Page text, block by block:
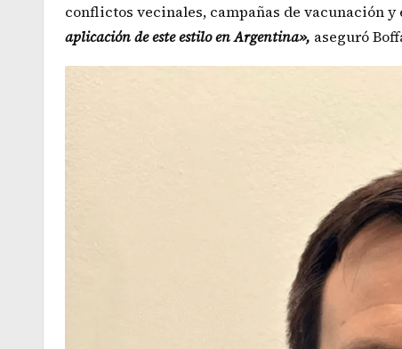
conflictos vecinales, campañas de vacunación y
aplicación de este estilo en Argentina», aseguró